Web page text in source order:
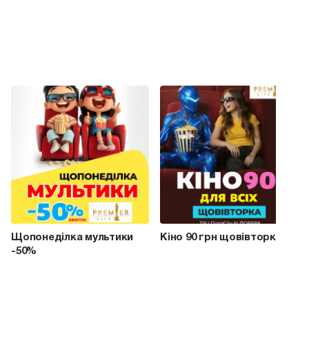
Щопонеділка мультики
-50%
Кіно 90 грн щовівторка